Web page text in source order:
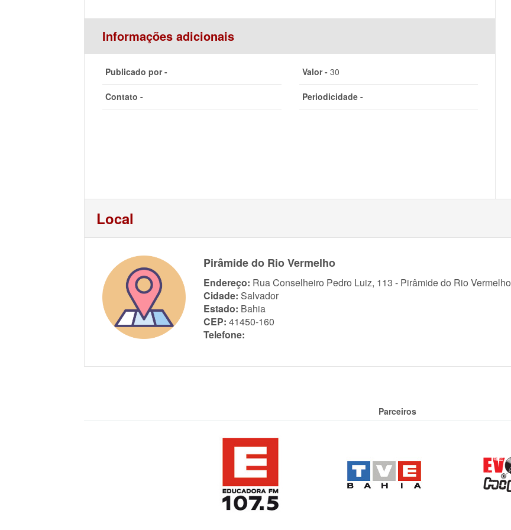
Informações adicionais
Publicado por - Valor -30
Contato - Periodicidade -
Local
Pirâmide do Rio Vermelho
Endereço: Rua Conselheiro Pedro Luiz, 113 - Pirâmide do Rio Vermelho
Cidade: Salvador
Estado: Bahia
CEP: 41450-160
Telefone:
Parceiros